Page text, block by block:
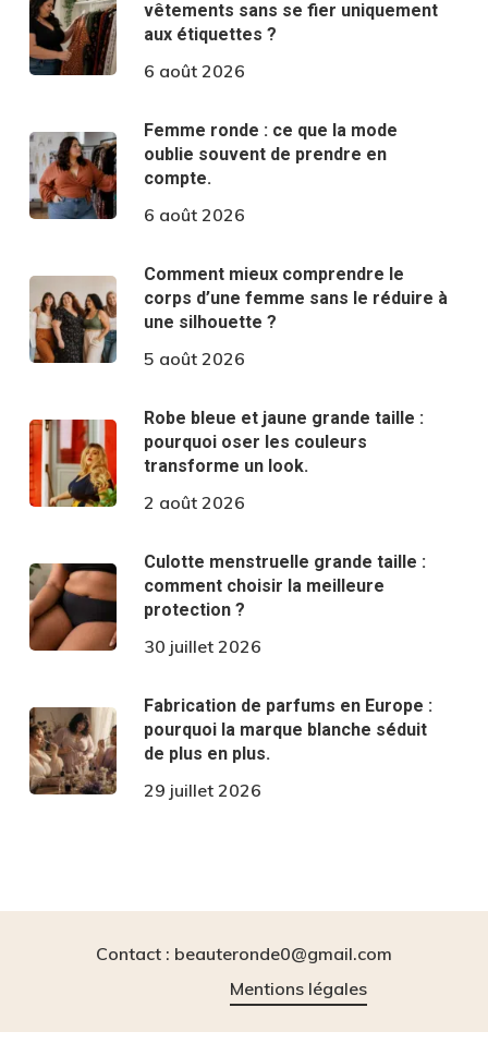
vêtements sans se fier uniquement
aux étiquettes ?
6 août 2026
Femme ronde : ce que la mode
oublie souvent de prendre en
compte.
6 août 2026
Comment mieux comprendre le
corps d’une femme sans le réduire à
une silhouette ?
5 août 2026
Robe bleue et jaune grande taille :
pourquoi oser les couleurs
transforme un look.
2 août 2026
Culotte menstruelle grande taille :
comment choisir la meilleure
protection ?
30 juillet 2026
Fabrication de parfums en Europe :
pourquoi la marque blanche séduit
de plus en plus.
29 juillet 2026
Contact : beauteronde0@gmail.com
Mentions légales